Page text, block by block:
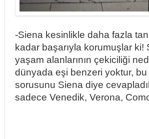
-Siena kesinlikle daha fazla
kadar başarıyla korumuşlar
yaşam alanlarının çekiciliği
dünyada eşi benzeri yoktur, bu
sorusunu Siena diye
sadece Venedik, Verona,